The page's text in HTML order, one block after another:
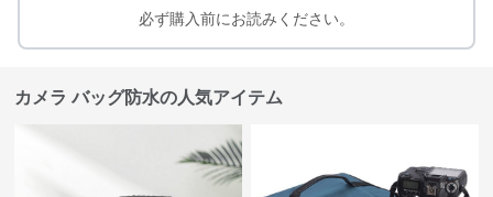
必ず購入前にお読みください。
カメラ バッグ防水の人気アイテム